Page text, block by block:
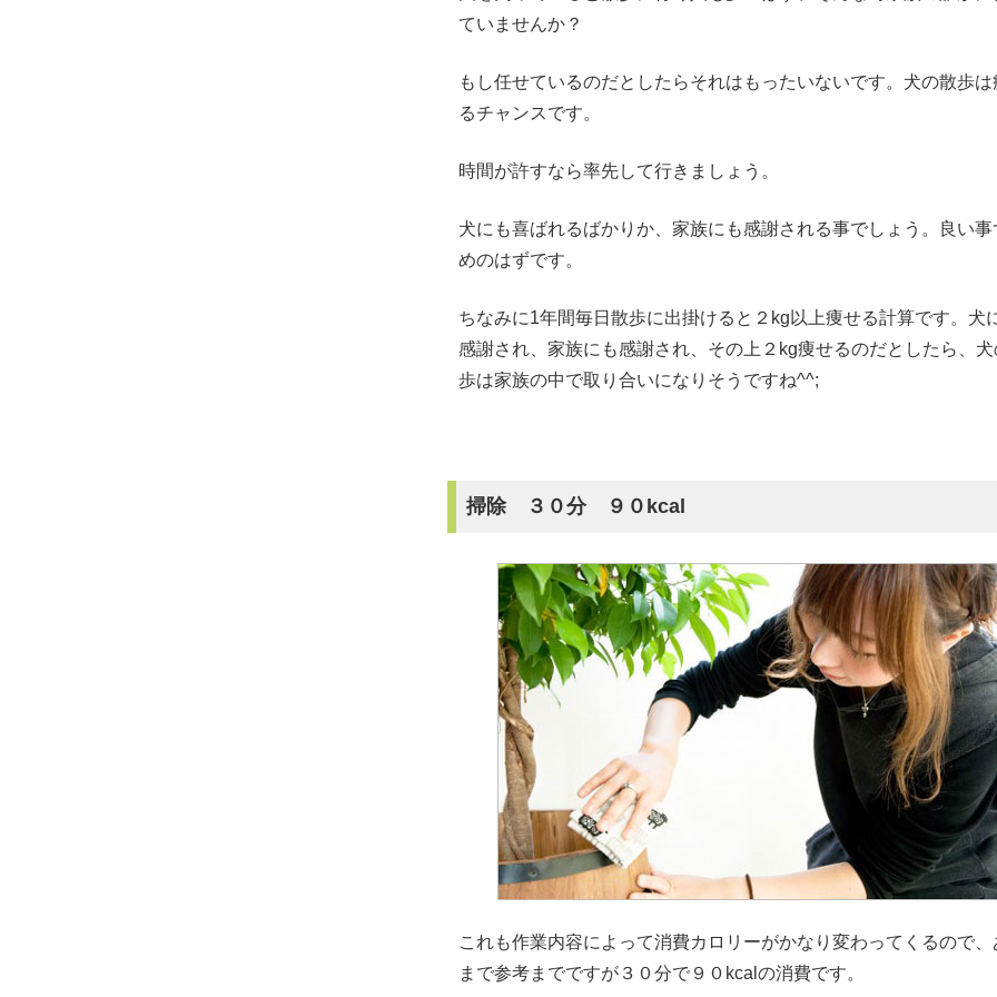
ていませんか？
もし任せているのだとしたらそれはもったいないです。犬の散歩は
るチャンスです。
時間が許すなら率先して行きましょう。
犬にも喜ばれるばかりか、家族にも感謝される事でしょう。良い事
めのはずです。
ちなみに1年間毎日散歩に出掛けると２kg以上痩せる計算です。犬
感謝され、家族にも感謝され、その上２kg痩せるのだとしたら、
歩は家族の中で取り合いになりそうですね^^;
掃除 ３０分 ９０kcal
これも作業内容によって消費カロリーがかなり変わってくるので、
まで参考までですが３０分で９０kcalの消費です。